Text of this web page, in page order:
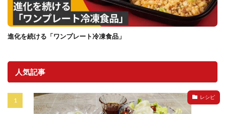
進化を続ける「ワンプレート冷凍食品」
人気記事
レシピ